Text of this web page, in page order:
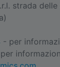
strada delle
- per